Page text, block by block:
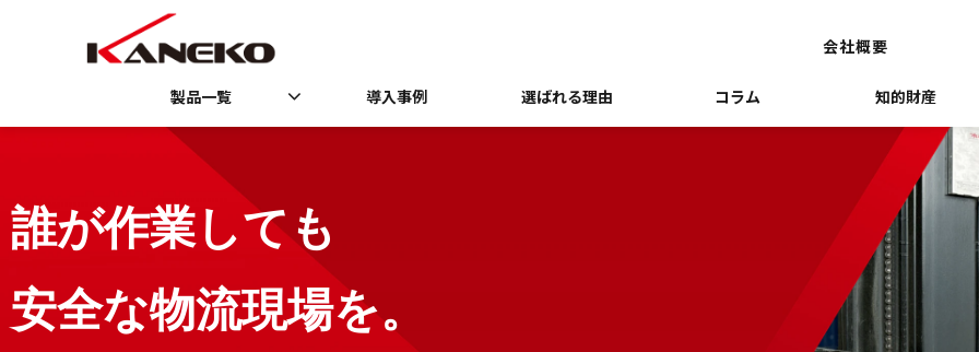
会社概要
製品一覧 導入事例 選ばれる理由 コラム 知的財産
誰が作業しても
安全な物流現場を。